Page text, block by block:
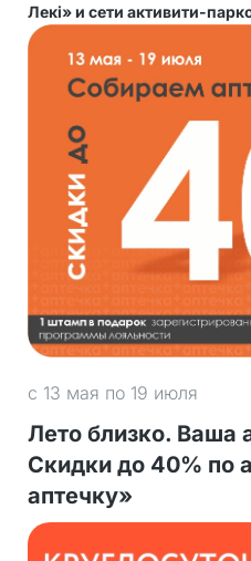
Лекi» и сети активити-
с 13 мая по 19 июля
Лето близко. Ваша
Скидки до 40% по
аптечку»